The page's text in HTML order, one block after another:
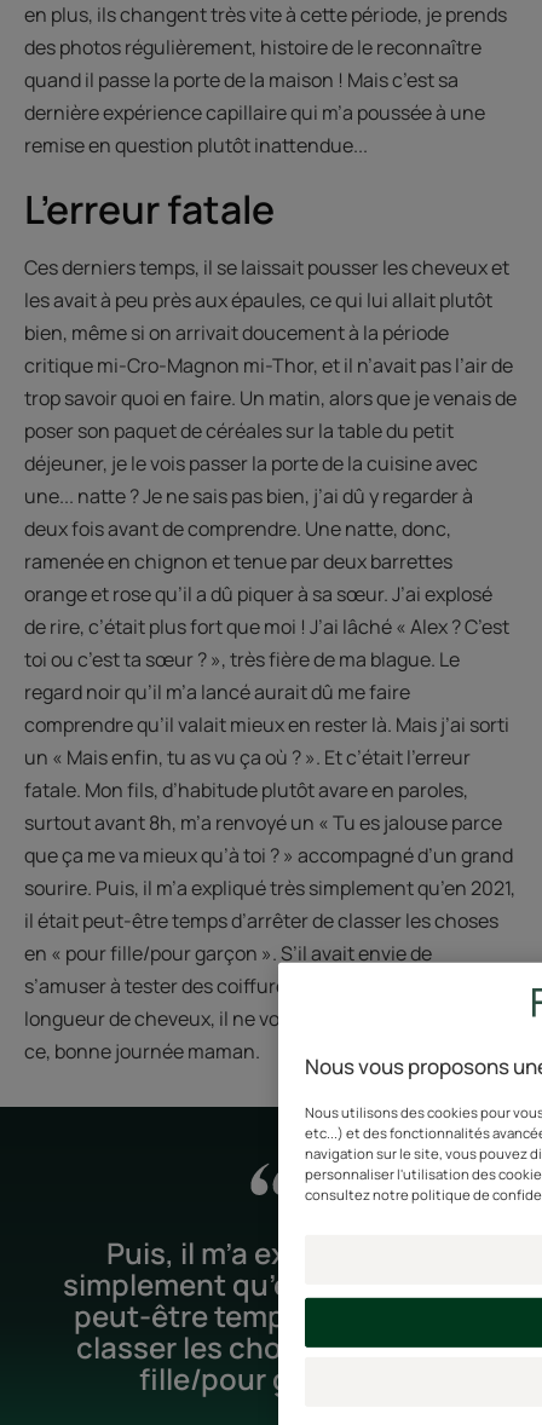
en plus, ils changent très vite à cette période, je prends
des photos régulièrement, histoire de le reconnaître
quand il passe la porte de la maison ! Mais c’est sa
dernière expérience capillaire qui m’a poussée à une
remise en question plutôt inattendue...
L’erreur fatale
Ces derniers temps, il se laissait pousser les cheveux et
les avait à peu près aux épaules, ce qui lui allait plutôt
bien, même si on arrivait doucement à la période
critique mi-Cro-Magnon mi-Thor, et il n’avait pas l’air de
trop savoir quoi en faire. Un matin, alors que je venais de
poser son paquet de céréales sur la table du petit
déjeuner, je le vois passer la porte de la cuisine avec
une... natte ? Je ne sais pas bien, j’ai dû y regarder à
deux fois avant de comprendre. Une natte, donc,
ramenée en chignon et tenue par deux barrettes
orange et rose qu’il a dû piquer à sa sœur. J’ai explosé
de rire, c’était plus fort que moi ! J’ai lâché « Alex ? C’est
toi ou c’est ta sœur ? », très fière de ma blague. Le
regard noir qu’il m’a lancé aurait dû me faire
comprendre qu’il valait mieux en rester là. Mais j’ai sorti
un « Mais enfin, tu as vu ça où ? ». Et c’était l’erreur
fatale. Mon fils, d’habitude plutôt avare en paroles,
surtout avant 8h, m’a renvoyé un « Tu es jalouse parce
que ça me va mieux qu’à toi ? » accompagné d’un grand
sourire. Puis, il m’a expliqué très simplement qu’en 2021,
il était peut-être temps d’arrêter de classer les choses
en « pour fille/pour garçon ». S’il avait envie de
s’amuser à tester des coiffures qui peuvent aller à sa
longueur de cheveux, il ne voyait pas le problème. Sur
ce, bonne journée maman.
Puis, il m’a expliqué très
simplement qu’en 2021, il était
peut-être temps d’arrêter de
classer les choses en « pour
fille/pour garçon ».
Nous vous proposons
Nous utilisons des cookies pour
etc...) et des fonctionnalités
navigation sur le site, vous pouvez
personnaliser l'utilisation des
consultez notre politique de